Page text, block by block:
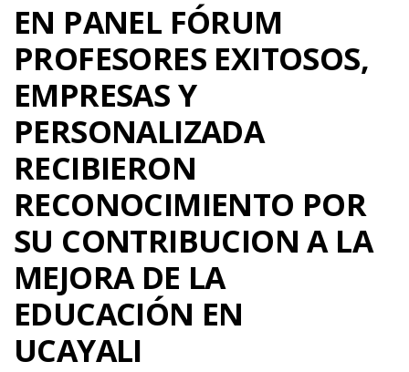
EN PANEL FÓRUM
PROFESORES EXITOSOS,
EMPRESAS Y
PERSONALIZADA
RECIBIERON
RECONOCIMIENTO POR
SU CONTRIBUCION A LA
MEJORA DE LA
EDUCACIÓN EN
UCAYALI